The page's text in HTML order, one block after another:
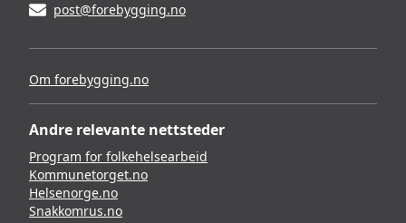
post@forebygging.no
Om forebygging.no
Andre relevante nettsteder
Program for folkehelsearbeid
Kommunetorget.no
Helsenorge.no
Snakkomrus.no